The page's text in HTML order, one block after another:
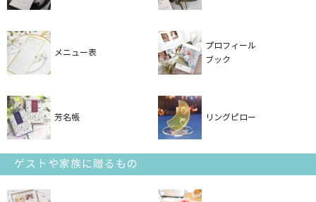
メニュー表
プロフィール
ブック
芳名帳 リングピロー
ゲストや家族に贈るもの